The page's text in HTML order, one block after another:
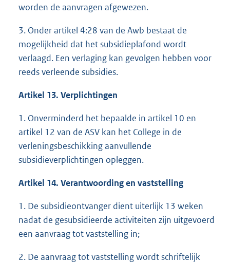
worden de aanvragen afgewezen.
3. Onder artikel 4:28 van de Awb bestaat de
mogelijkheid dat het subsidieplafond wordt
verlaagd. Een verlaging kan gevolgen hebben voor
reeds verleende subsidies.
Artikel 13. Verplichtingen
1. Onverminderd het bepaalde in artikel 10 en
artikel 12 van de ASV kan het College in de
verleningsbeschikking aanvullende
subsidieverplichtingen opleggen.
Artikel 14. Verantwoording en vaststelling
1. De subsidieontvanger dient uiterlijk 13 weken
nadat de gesubsidieerde activiteiten zijn uitgevoerd
een aanvraag tot vaststelling in;
2. De aanvraag tot vaststelling wordt schriftelijk